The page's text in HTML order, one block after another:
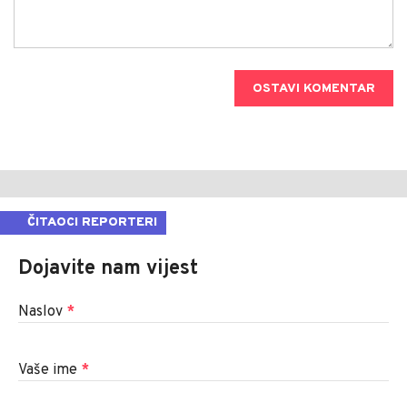
OSTAVI KOMENTAR
ČITAOCI REPORTERI
Dojavite nam vijest
Naslov *
Vaše ime *